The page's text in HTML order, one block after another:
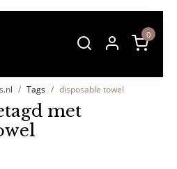
0
Tags disposable towel
met